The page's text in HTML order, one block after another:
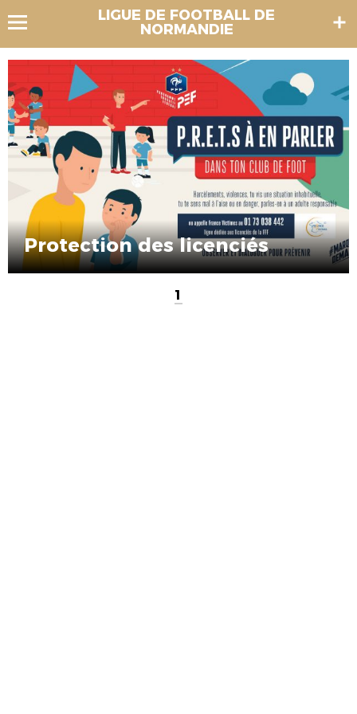
LIGUE DE FOOTBALL DE
NORMANDIE
Protection des licenciés
1